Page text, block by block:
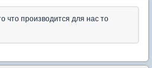
что производится для нас то